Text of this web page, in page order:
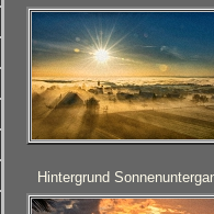
Hintergrund